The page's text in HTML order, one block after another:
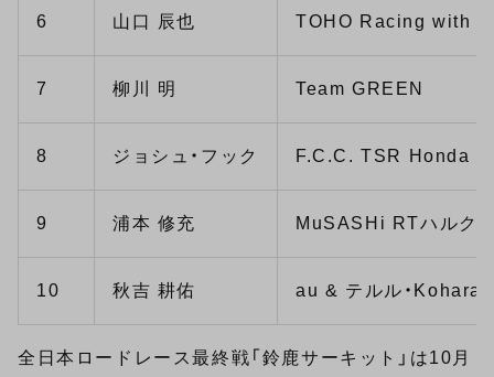
6 山口 辰也 TOHO Racing with
7 柳川 明 Team GREEN
8 ジョシュ・フック F.C.C. TSR Honda
9 浦本 修充 MuSASHi RTハルク・
10 秋吉 耕佑 au & テルル・Kohara
全日本ロードレース最終戦「鈴鹿サーキット」は10月